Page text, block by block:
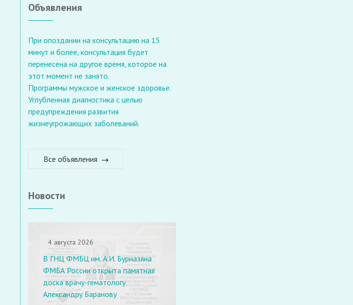
Объявления
При опоздании на консультацию на 15
минут и более, консультация будет
перенесена на другое время, которое на
этот момент не занято.
Программы мужское и женское здоровье.
Углубленная диагностика с целью
предупреждения развития
жизнеугрожающих заболеваний.
Все объявления
Новости
4 августа 2026
В ГНЦ ФМБЦ им. А.И. Бурназяна
ФМБА России открыта памятная
доска врачу-гематологу
Александру Баранову